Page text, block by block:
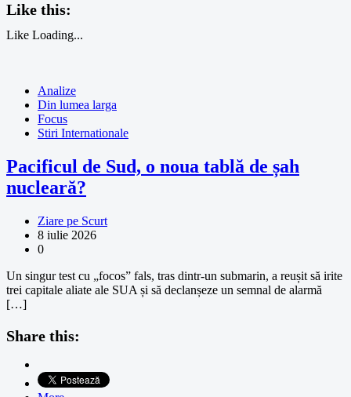
Like this:
Like Loading...
Analize
Din lumea larga
Focus
Stiri Internationale
Pacificul de Sud, o noua tablă de șah
nucleară?
Ziare pe Scurt
8 iulie 2026
0
Un singur test cu „focos” fals, tras dintr-un submarin, a reușit să irite
trei capitale aliate ale SUA și să declanșeze un semnal de alarmă
[…]
Share this: